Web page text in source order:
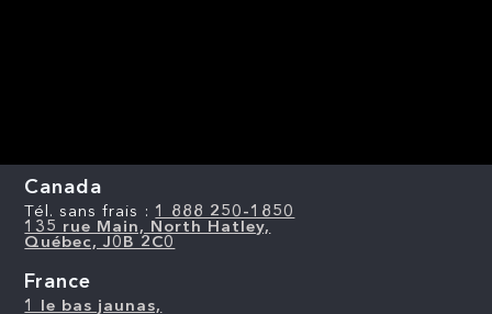
Canada
Tél. sans frais : 1 888 250-1850
135 rue Main, North Hatley,
Québec, J0B 2C0
France
1 le bas jaunas,